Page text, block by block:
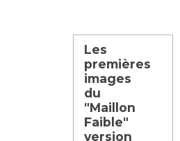
Les
premières
images
du
"Maillon
Faible"
version